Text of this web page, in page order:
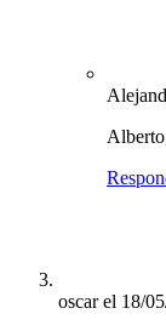
oscar el 18/